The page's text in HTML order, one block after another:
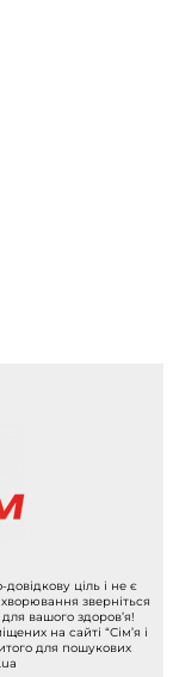
ціль і не є
зверніться
вашого здоров’я!
на сайті “Сім’я і
для пошукових